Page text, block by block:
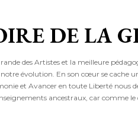
DE LA
des Artistes et la meilleure
évolution. En son cœur se cache
et Avancer en toute Liberté nous
ancestraux, car comme